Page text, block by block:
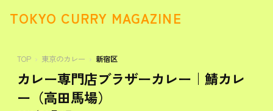
TOKYO CURRY MAGAZINE
TOP 東京のカレー 新宿区
カレー専門店ブラザーカレー｜鯖カレ
ー（高田馬場）